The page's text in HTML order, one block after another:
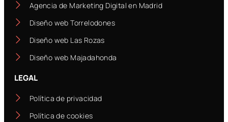
Agencia de Marketing Digital en Madrid
Diseño web Torrelodones
Diseño web Las Rozas
Diseño web Majadahonda
LEGAL
Política de privacidad
Política de cookies